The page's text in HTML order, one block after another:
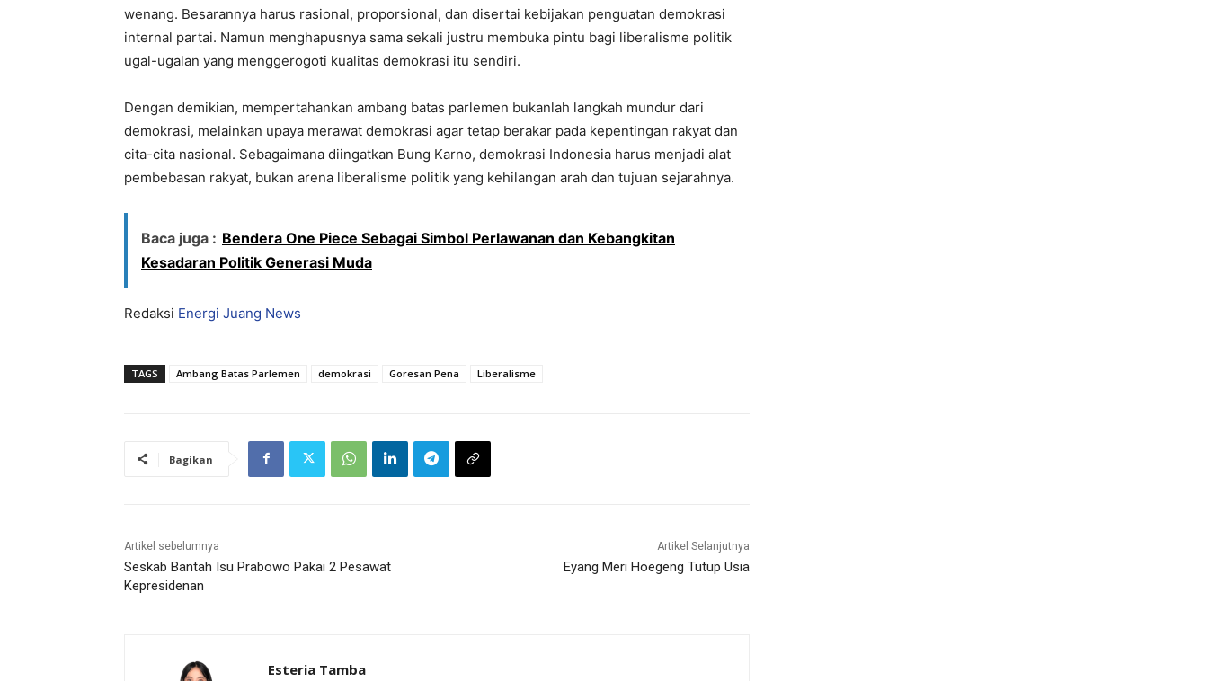
wenang. Besarannya harus rasional, proporsional, dan disertai kebijakan penguatan demokrasi
internal partai. Namun menghapusnya sama sekali justru membuka pintu bagi liberalisme politik
ugal-ugalan yang menggerogoti kualitas demokrasi itu sendiri.
Dengan demikian, mempertahankan ambang batas parlemen bukanlah langkah mundur dari
demokrasi, melainkan upaya merawat demokrasi agar tetap berakar pada kepentingan rakyat dan
cita-cita nasional. Sebagaimana diingatkan Bung Karno, demokrasi Indonesia harus menjadi alat
pembebasan rakyat, bukan arena liberalisme politik yang kehilangan arah dan tujuan sejarahnya.
Baca juga : Bendera One Piece Sebagai Simbol Perlawanan dan Kebangkitan
Kesadaran Politik Generasi Muda
Redaksi Energi Juang News
TAGS Ambang Batas Parlemen demokrasi Goresan Pena Liberalisme
Bagikan
Artikel sebelumnya
Seskab Bantah Isu Prabowo Pakai 2 Pesawat
Kepresidenan
Artikel Selanjutnya
Eyang Meri Hoegeng Tutup Usia
Esteria Tamba